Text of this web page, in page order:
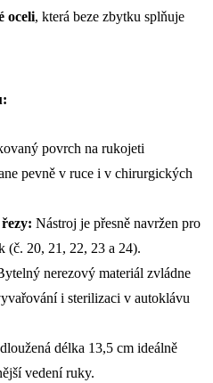
oceli, která beze zbytku splňuje
povrch na rukojeti
pevně v ruce i v chirurgických
Nástroj je přesně navržen pro
(č. 20, 21, 22, 23 a 24).
nerezový materiál zvládne
i sterilizaci v autoklávu
délka 13,5 cm ideálně
vedení ruky.